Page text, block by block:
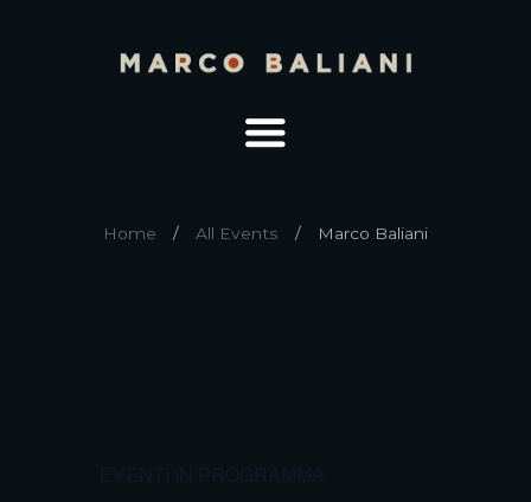
Home All Events Marco Baliani